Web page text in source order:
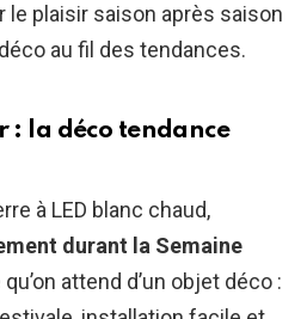
le plaisir saison après saison
au fil des tendances.
: la déco tendance
à LED blanc chaud,
durant la Semaine
attend d’un objet déco :